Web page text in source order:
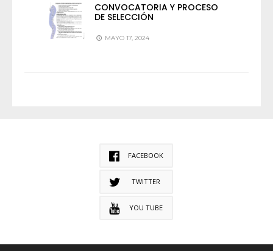
CONVOCATORIA Y PROCESO
DE SELECCIÓN
MAYO 17, 2024
FACEBOOK
TWITTER
YOU TUBE